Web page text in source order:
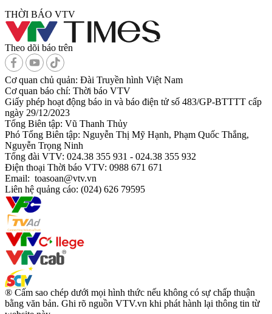
THỜI BÁO VTV
Theo dõi báo trên
Cơ quan chủ quản: Đài Truyền hình Việt Nam
Cơ quan báo chí: Thời báo VTV
Giấy phép hoạt động báo in và báo điện tử số 483/GP-BTTTT cấp
ngày 29/12/2023
Tổng Biên tập: Vũ Thanh Thủy
Phó Tổng Biên tập: Nguyễn Thị Mỹ Hạnh, Phạm Quốc Thắng,
Nguyễn Trọng Ninh
Tổng đài VTV: 024.38 355 931 - 024.38 355 932
Ðiện thoại Thời báo VTV: 0988 671 671
Email: toasoan@vtv.vn
Liên hệ quảng cáo: (024) 626 79595
® Cấm sao chép dưới mọi hình thức nếu không có sự chấp thuận
bằng văn bản. Ghi rõ nguồn VTV.vn khi phát hành lại thông tin từ